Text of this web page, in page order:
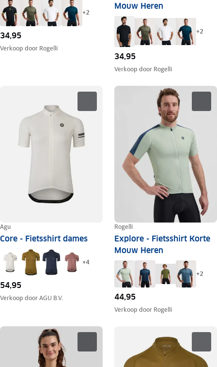
+2
34,95
Verkoop door Rogelli
Mouw Heren
+2
34,95
Verkoop door Rogelli
Agu
Core - Fietsshirt dames
+4
54,95
Verkoop doorAGU B.V.
Rogelli
Explore - Fietsshirt Korte
Mouw Heren
+2
44,95
Verkoop door Rogelli